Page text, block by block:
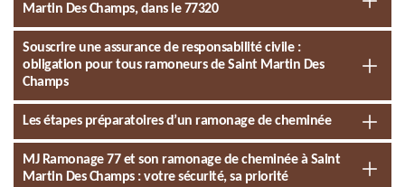
Martin Des Champs, dans le 77320
Souscrire une assurance de responsabilité civile :
obligation pour tous ramoneurs de Saint Martin Des
Champs
Les étapes préparatoires d’un ramonage de cheminée
MJ Ramonage 77 et son ramonage de cheminée à Saint
Martin Des Champs : votre sécurité, sa priorité